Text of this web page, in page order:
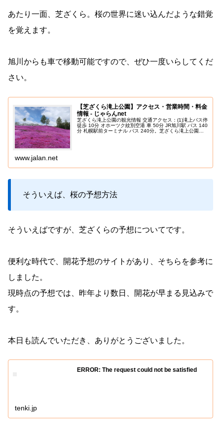
あたり一面、芝ざくら。桜の世界に迷い込んだような錯覚
を覚えます。
旭川からも車で移動可能ですので、ぜひ一度いらしてくだ
さい。
【芝ざくら滝上公園】アクセス・営業時間・料金
情報 - じゃらんnet
芝ざくら滝上公園の観光情報 交通アクセス：(1)滝上バス停
徒歩 10分 オホーツク紋別空港 車 50分 JR旭川駅 バス 140
分 札幌駅前ターミナル バス 240分。芝ざくら滝上公園周
www.jalan.net
そういえば、桜の予想方法
そういえばですが、芝ざくらの予想についてです。
便利な時代で、開花予想のサイトがあり、そちらを参考に
しました。
現時点の予想では、昨年より数日、開花が早まる見込みで
す。
本日も読んでいただき、ありがとうございました。
ERROR: The request could not be satisfied
tenki.jp